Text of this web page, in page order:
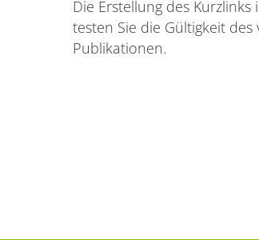
Die Erstellung des
testen Sie die Gültigkeit
Publikationen.